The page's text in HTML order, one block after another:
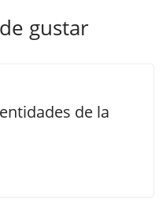
gustar
de la